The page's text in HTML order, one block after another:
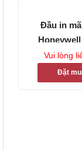
Đầu in
Honeywell
Vui lòng
Đặt